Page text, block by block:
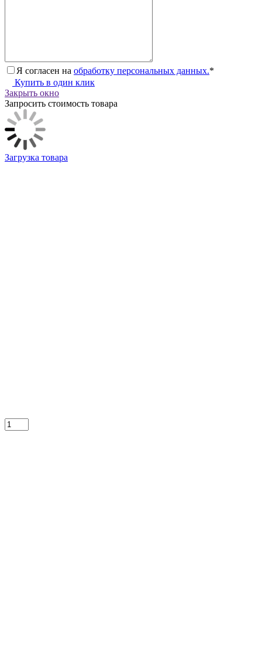
Я согласен на обработку персональных данных.*
Купить в один клик
Закрыть окно
Запросить стоимость товара
Загрузка товара